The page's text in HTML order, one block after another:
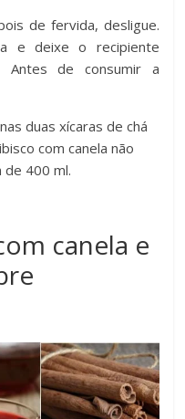
de fervida, desligue.
e deixe o recipiente
Antes de consumir a
duas xícaras de chá
com canela não
400 ml.
canela e